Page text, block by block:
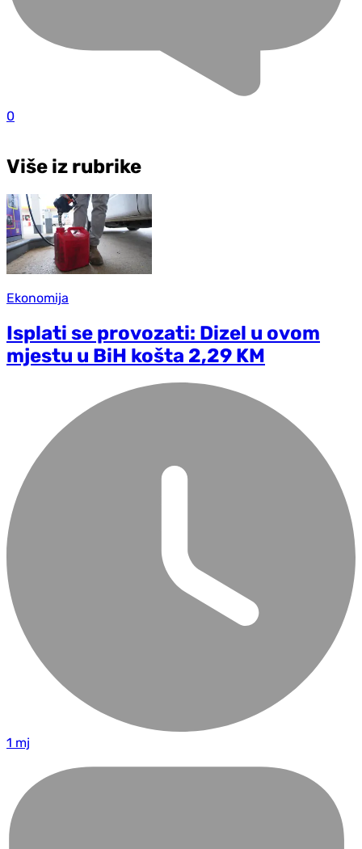
0
Više iz rubrike
Ekonomija
Isplati se provozati: Dizel u ovom
mjestu u BiH košta 2,29 KM
1 mj